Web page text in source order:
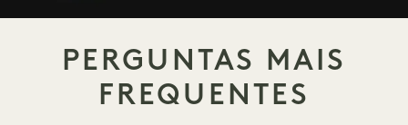
PERGUNTAS MAIS
FREQUENTES